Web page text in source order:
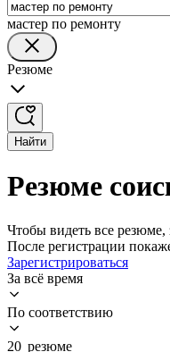
мастер по ремонту
Резюме
Найти
Резюме
Чтобы видеть все резюме,
После регистрации
Зарегистрироваться
За всё время
По соответствию
20 резюме